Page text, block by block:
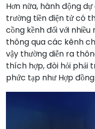
Hơn nữa, hành động
trường tiền điện tử có
cồng kềnh đối với
thông qua các kênh
vậy thường diễn ra
thích hợp, đòi hỏi phải
phức tạp như Hợp